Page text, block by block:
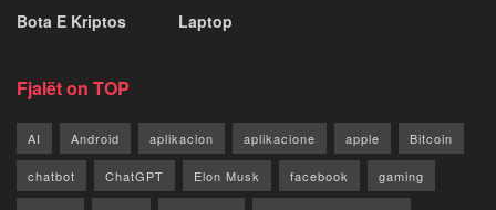
Bota E Kriptos
Laptop
Fjalët on TOP
AI Android aplikacion aplikacione apple Bitcoin
chatbot ChatGPT Elon Musk facebook gaming